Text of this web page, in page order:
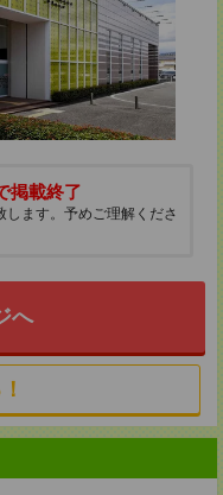
掲載終了
します。予めご理解くださ
へ